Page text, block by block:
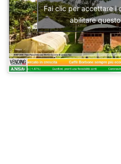
Fai clic per accettare i
abilitare